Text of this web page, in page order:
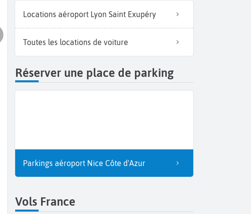
Locations aéroport Lyon Saint Exupéry
Toutes les locations de voiture
Réserver une place de parking
Parkings aéroport Nice Côte d'Azur
Vols France